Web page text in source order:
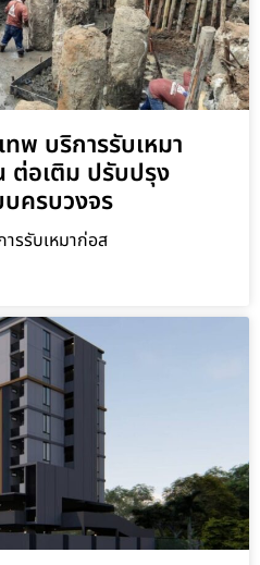
พ บริการรับเหมา
ต่อเติม ปรับปรุง
ครบวงจร
รรับเหมาก่อส